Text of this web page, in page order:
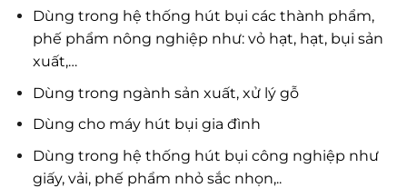
Dùng trong hệ thống hút bụi các thành phẩm,
phế phẩm nông nghiệp như: vỏ hạt, hạt, bụi sản
xuất,…
Dùng trong ngành sản xuất, xử lý gỗ
Dùng cho máy hút bụi gia đình
Dùng trong hệ thống hút bụi công nghiệp như
giấy, vải, phế phẩm nhỏ sắc nhọn,..